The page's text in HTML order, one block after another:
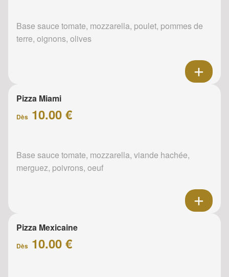
Base sauce tomate, mozzarella, poulet, pommes de
terre, oignons, olives
Pizza Miami
Dès 10.00 €
Base sauce tomate, mozzarella, viande hachée,
merguez, poivrons, oeuf
Pizza Mexicaine
Dès 10.00 €